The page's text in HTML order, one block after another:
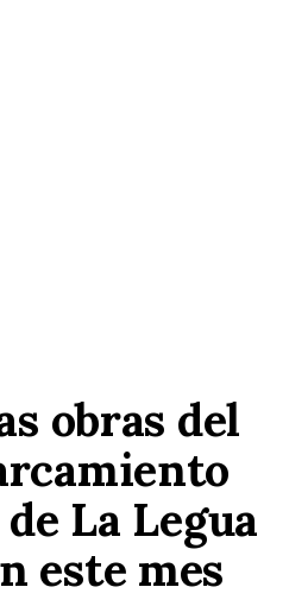
obras del
La Legua
este mes